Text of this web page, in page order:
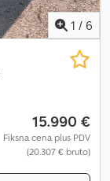
1 / 6
15.990 €
Fiksna cena plus PDV
(20.307 € bruto)